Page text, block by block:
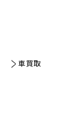
車買取